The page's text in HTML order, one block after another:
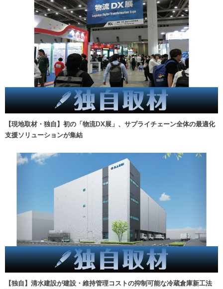
【現地取材・独自】初の「物流DX展」、サプライチェーン全体の最適化
支援ソリューションが集結
【独自】清水建設が建設・維持管理コストの抑制可能な冷蔵倉庫新工法